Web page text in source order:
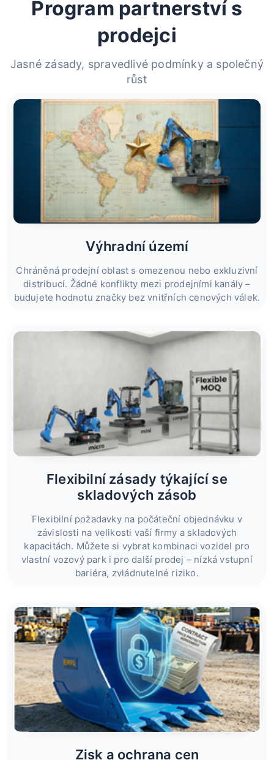
Program partnerství s
prodejci
Jasné zásady, spravedlivé podmínky a společný
růst
Výhradní území
Chráněná prodejní oblast s omezenou nebo exkluzivní
distribucí. Žádné konflikty mezi prodejními kanály –
budujete hodnotu značky bez vnitřních cenových válek.
Flexibilní zásady týkající se
skladových zásob
Flexibilní požadavky na počáteční objednávku v
závislosti na velikosti vaší firmy a skladových
kapacitách. Můžete si vybrat kombinaci vozidel pro
vlastní vozový park i pro další prodej – nízká vstupní
bariéra, zvládnutelné riziko.
Zisk a ochrana cen